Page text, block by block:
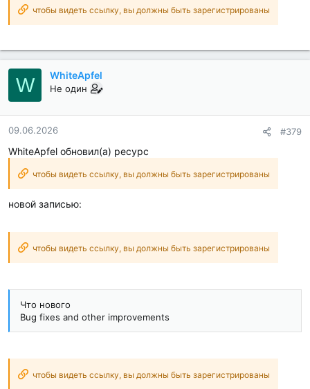
чтобы видеть ссылку, вы должны быть зарегистрированы
W WhiteApfel
Не один
09.06.2026 #379
WhiteApfel обновил(а) ресурс
чтобы видеть ссылку, вы должны быть зарегистрированы
новой записью:
чтобы видеть ссылку, вы должны быть зарегистрированы
Что нового
Bug fixes and other improvements
чтобы видеть ссылку, вы должны быть зарегистрированы